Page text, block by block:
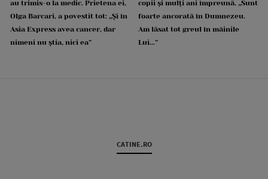
au trimis-o la medic. Prietena ei,
Olga Barcari, a povestit tot: „Și în
Asia Express avea cancer, dar
nimeni nu știa, nici ea”
copii și mulți ani împreună. „Sunt
foarte ancorată în Dumnezeu.
Am lăsat tot greul în mâinile
Lui...”
CATINE.RO